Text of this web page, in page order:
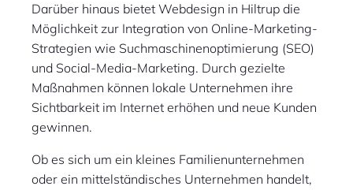
Darüber hinaus bietet Webdesign in Hiltrup die
Möglichkeit zur Integration von Online-Marketing-
Strategien wie Suchmaschinenoptimierung (SEO)
und Social-Media-Marketing. Durch gezielte
Maßnahmen können lokale Unternehmen ihre
Sichtbarkeit im Internet erhöhen und neue Kunden
gewinnen.
Ob es sich um ein kleines Familienunternehmen
oder ein mittelständisches Unternehmen handelt,